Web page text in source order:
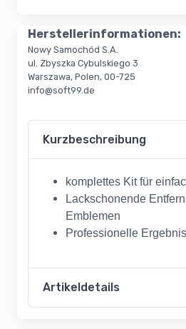
Herstellerinformationen:
Nowy Samochód S.A.
ul. Zbyszka Cybulskiego 3
Warszawa, Polen, 00-725
info@soft99.de
Kurzbeschreibung
komplettes Kit für
Lackschonende
Emblemen
Professionelle
Artikeldetails